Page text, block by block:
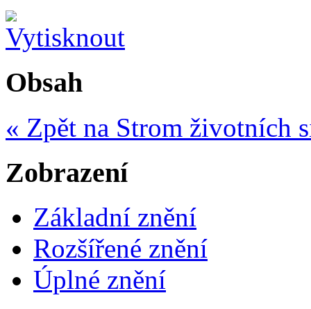
Obsah
« Zpět na Strom životních
Zobrazení
Základní znění
Rozšířené znění
Úplné znění